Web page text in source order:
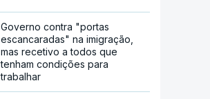
Governo contra "portas
escancaradas" na imigração,
mas recetivo a todos que
tenham condições para
trabalhar